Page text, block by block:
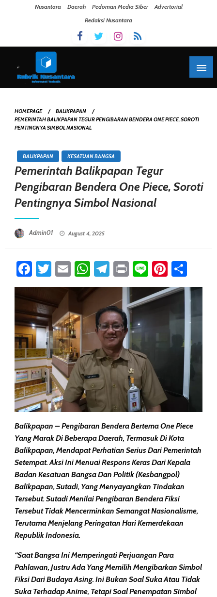
Nusantara Daerah Pedoman Media Siber
Advertorial
Redaksi Nusantara
HOMEPAGE
BALIKPAPAN
PEMERINTAH BALIKPAPAN TEGUR PENGIBARAN BENDERA ONE PIECE, SOROTI
PENTINGNYA SIMBOL NASIONAL
BALIKPAPAN KESATUAN BANGSA
Pemerintah Balikpapan Tegur
Pengibaran Bendera One Piece, Soroti
Pentingnya Simbol Nasional
Admin01 August 4, 2025
Facebook
Twitter
EmailWhatsApp
Telegram
PrintLine
Balikpapan – Pengibaran Bendera Bertema One Piece
Yang Marak Di Beberapa Daerah, Termasuk Di Kota
Balikpapan, Mendapat Perhatian Serius Dari Pemerintah
Setempat. Aksi Ini Menuai Respons Keras Dari Kepala
Badan Kesatuan Bangsa Dan Politik (Kesbangpol)
Balikpapan, Sutadi, Yang Menyayangkan Tindakan
Tersebut. Sutadi Menilai Pengibaran Bendera Fiksi
Tersebut Tidak Mencerminkan Semangat Nasionalisme,
Terutama Menjelang Peringatan Hari Kemerdekaan
Republik Indonesia.
“Saat Bangsa Ini Memperingati Perjuangan Para
Pahlawan, Justru Ada Yang Memilih Mengibarkan Simbol
Fiksi Dari Budaya Asing. Ini Bukan Soal Suka Atau Tidak
Suka Terhadap Anime, Tetapi Soal Penempatan Simbol